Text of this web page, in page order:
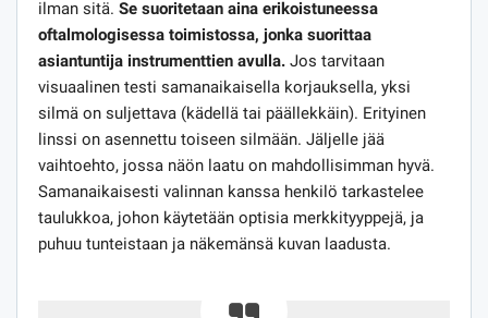
ilman sitä. Se suoritetaan aina erikoistuneessa
oftalmologisessa toimistossa, jonka suorittaa
asiantuntija instrumenttien avulla. Jos tarvitaan
visuaalinen testi samanaikaisella korjauksella, yksi
silmä on suljettava (kädellä tai päällekkäin). Erityinen
linssi on asennettu toiseen silmään. Jäljelle jää
vaihtoehto, jossa näön laatu on mahdollisimman hyvä.
Samanaikaisesti valinnan kanssa henkilö tarkastelee
taulukkoa, johon käytetään optisia merkkityyppejä, ja
puhuu tunteistaan ​​ja näkemänsä kuvan laadusta.